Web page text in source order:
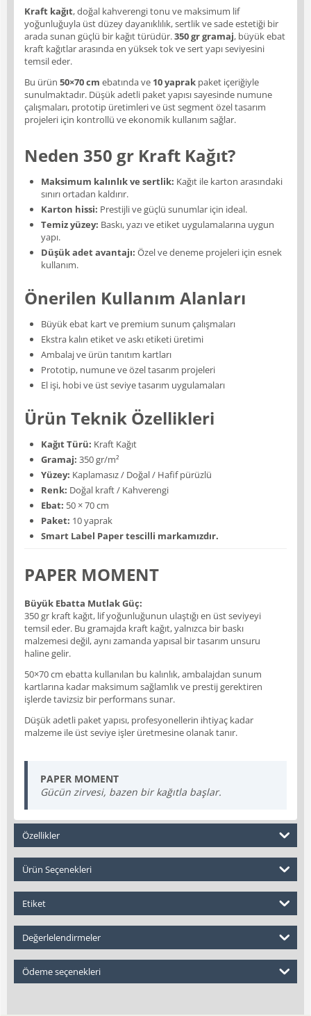
Kraft kağıt, doğal kahverengi tonu ve maksimum lif
yoğunluğuyla üst düzey dayanıklılık, sertlik ve sade estetiği bir
arada sunan güçlü bir kağıt türüdür.350 gr gramaj, büyük ebat
kraft kağıtlar arasında en yüksek tok ve sert yapı seviyesini
temsil eder.
Bu ürün 50×70 cm ebatında ve 10 yaprak paket içeriğiyle
sunulmaktadır. Düşük adetli paket yapısı sayesinde numune
çalışmaları, prototip üretimleri ve üst segment özel tasarım
projeleri için kontrollü ve ekonomik kullanım sağlar.
Neden 350 gr Kraft Kağıt?
Maksimum kalınlık ve sertlik: Kağıt ile karton arasındaki
sınırı ortadan kaldırır.
Karton hissi: Prestijli ve güçlü sunumlar için ideal.
Temiz yüzey: Baskı, yazı ve etiket uygulamalarına uygun
yapı.
Düşük adet avantajı: Özel ve deneme projeleri için esnek
kullanım.
Önerilen Kullanım Alanları
Büyük ebat kart ve premium sunum çalışmaları
Ekstra kalın etiket ve askı etiketi üretimi
Ambalaj ve ürün tanıtım kartları
Prototip, numune ve özel tasarım projeleri
El işi, hobi ve üst seviye tasarım uygulamaları
Ürün Teknik Özellikleri
Kağıt Türü: Kraft Kağıt
Gramaj: 350 gr/m²
Yüzey: Kaplamasız / Doğal / Hafif pürüzlü
Renk: Doğal kraft / Kahverengi
Ebat: 50 × 70 cm
Paket: 10 yaprak
Smart Label Paper tescilli markamızdır.
PAPER MOMENT
Büyük Ebatta Mutlak Güç:
350 gr kraft kağıt, lif yoğunluğunun ulaştığı en üst seviyeyi
temsil eder. Bu gramajda kraft kağıt, yalnızca bir baskı
malzemesi değil, aynı zamanda yapısal bir tasarım unsuru
haline gelir.
50×70 cm ebatta kullanılan bu kalınlık, ambalajdan sunum
kartlarına kadar maksimum sağlamlık ve prestij gerektiren
işlerde tavizsiz bir performans sunar.
Düşük adetli paket yapısı, profesyonellerin ihtiyaç kadar
malzeme ile üst seviye işler üretmesine olanak tanır.
PAPER MOMENT
Gücün zirvesi, bazen bir kağıtla başlar.
Özellikler
Ürün Seçenekleri
Etiket
Değerlelendirmeler
Ödeme seçenekleri